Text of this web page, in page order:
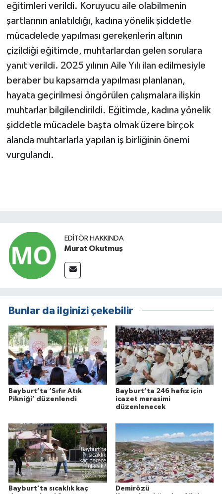
eğitimleri verildi. Koruyucu aile olabilmenin
şartlarının anlatıldığı, kadına yönelik şiddetle
mücadelede yapılması gerekenlerin altının
çizildiği eğitimde, muhtarlardan gelen sorulara
yanıt verildi. 2025 yılının Aile Yılı ilan edilmesiyle
beraber bu kapsamda yapılması planlanan,
hayata geçirilmesi öngörülen çalışmalara ilişkin
muhtarlar bilgilendirildi. Eğitimde, kadına yönelik
şiddetle mücadele başta olmak üzere birçok
alanda muhtarlarla yapılan iş birliğinin önemi
vurgulandı.
EDITÖR HAKKINDA
Murat Okutmuş
Bunlar da ilginizi çekebilir
Bayburt’ta ‘Sıfır Atık
Pikniği’ düzenlendi
Bayburt’ta 246 hafız için
icazet merasimi
düzenlenecek
Bayburt’ta sıcaklık kaç
Demirözü